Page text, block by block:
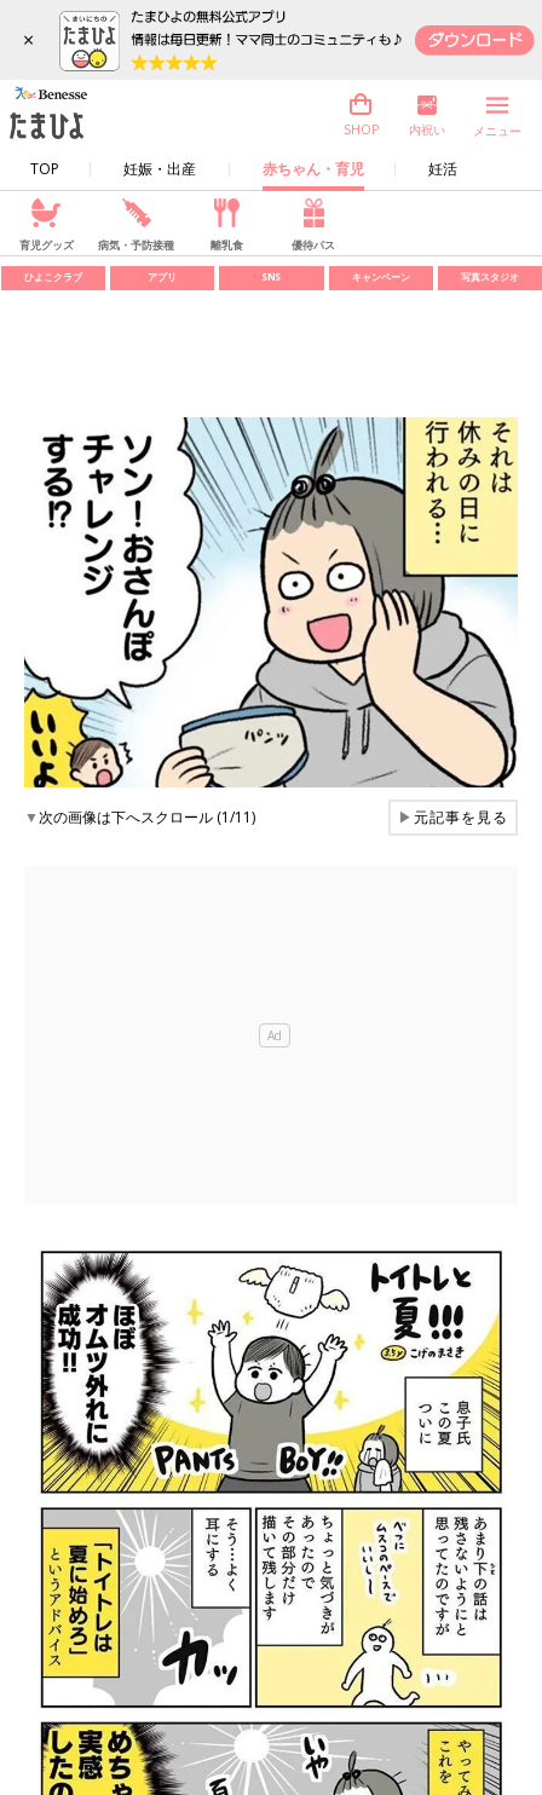
×
TOP 妊娠・出産 赤ちゃん・育児 妊活
SHOP 内祝い メニュー
育児グッズ 病気・予防接種 離乳食 優待パス
ひよこクラブ アプリ SNS キャンペーン 写真スタジオ
▼次の画像は下へスクロール (1/11) ▶元記事を見る